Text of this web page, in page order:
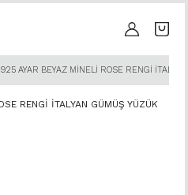
925 AYAR BEYAZ MİNELİ ROSE RENGİ